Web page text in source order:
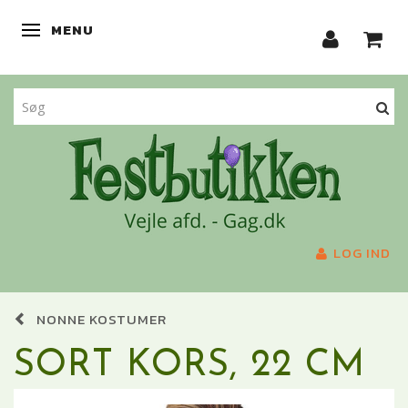
SKIFTE NAVIGATION
MENU
LOG IND
NONNE KOSTUMER
SORT KORS, 22 CM